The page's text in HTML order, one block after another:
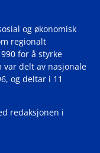
og økonomisk
regionalt
for å styrke
delt av nasjonale
og deltar i 11
redaksjonen i